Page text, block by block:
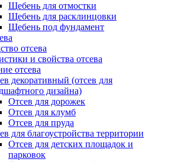
Щебень для отмостки
Щебень для расклинцовки
Щебень под фундамент
отсева
и свойства отсева
отсева
декоративный (отсев для
дизайна)
Отсев для дорожек
Отсев для клумб
Отсев для пруда
для благоустройства территории
Отсев для детских площадок и
парковок